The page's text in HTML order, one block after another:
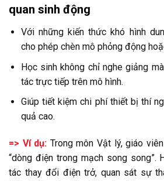
quan sinh động
Với những kiến thức khó hình
cho phép chèn mô phỏng động
Học sinh không chỉ nghe giảng
tác trực tiếp trên mô hình.
Giúp tiết kiệm chi phí thiết bị thí
quả cao.
=> Ví dụ: Trong môn Vật lý, giáo
“dòng điện trong mạch song song”.
tác thay đổi điện trở, quan sát sự